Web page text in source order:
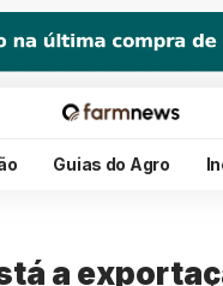
Guias do Agro
a